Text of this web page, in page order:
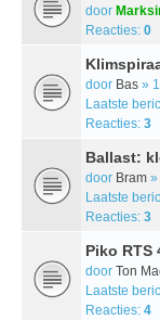
door
Reacties: 0
door Bas »
Laatste
Reacties: 3
Ballast:
door Bram »
Laatste
Reacties: 3
Piko RTS
door Ton
Laatste
Reacties: 4